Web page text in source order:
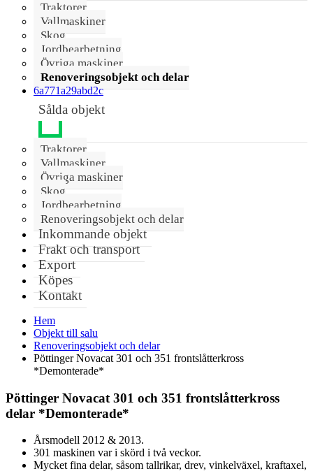
Traktorer
Vallmaskiner
Skog
Jordbearbetning
Övriga maskiner
Renoveringsobjekt och delar
6a771a29abd2c
Sålda objekt
Traktorer
Vallmaskiner
Övriga maskiner
Skog
Jordbearbetning
Renoveringsobjekt och delar
Inkommande objekt
Frakt och transport
Export
Köpes
Kontakt
Hem
Objekt till salu
Renoveringsobjekt och delar
Pöttinger Novacat 301 och 351 frontslåtterkross
*Demonterade*
Pöttinger Novacat 301 och 351 frontslåtterkross
delar *Demonterade*
Årsmodell 2012 & 2013.
301 maskinen var i skörd i två veckor.
Mycket fina delar, såsom tallrikar, drev, vinkelväxel, kraftaxel,